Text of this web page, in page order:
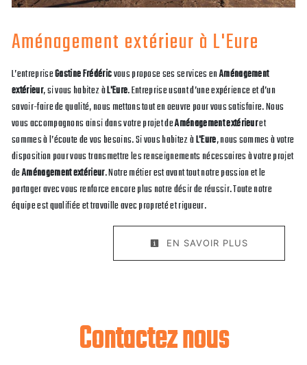
Aménagement extérieur à L'Eure
L’entrepriseGastine Frédéricvous propose ses services enAménagement
extérieur, si vous habitez àL'Eure. Entreprise usant d’une expérience et d’un
savoir-faire de qualité, nous mettons tout en oeuvre pour vous satisfaire. Nous
vous accompagnons ainsi dans votre projet deAménagement extérieuret
sommes à l’écoute de vos besoins. Si vous habitez àL'Eure, nous sommes à votre
disposition pour vous transmettre les renseignements nécessaires à votre projet
deAménagement extérieur. Notre métier est avant tout notre passion et le
partager avec vous renforce encore plus notre désir de réussir. Toute notre
équipe est qualifiée et travaille avec propreté et rigueur.
EN SAVOIR PLUS
Contactez nous